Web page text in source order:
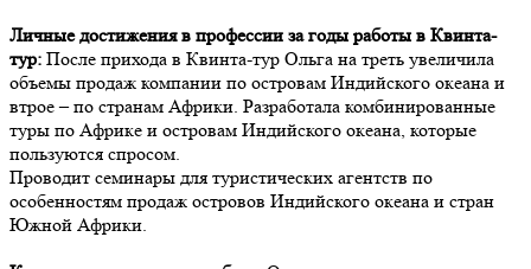
Личные достижения в профессии за годы работы в Квинта-
тур: После прихода в Квинта-тур Ольга на треть увеличила
объемы продаж компании по островам Индийского океана и
втрое – по странам Африки. Разработала комбинированные
туры по Африке и островам Индийского океана, которые
пользуются спросом.
Проводит семинары для туристических агентств по
особенностям продаж островов Индийского океана и стран
Южной Африки.